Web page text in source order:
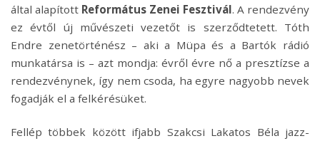
által alapított Református Zenei Fesztivál. A rendezvény
ez évtől új művészeti vezetőt is szerződtetett. Tóth
Endre zenetörténész – aki a Müpa és a Bartók rádió
munkatársa is – azt mondja: évről évre nő a presztízse a
rendezvénynek, így nem csoda, ha egyre nagyobb nevek
fogadják el a felkérésüket.
Fellép többek között ifjabb Szakcsi Lakatos Béla jazz-